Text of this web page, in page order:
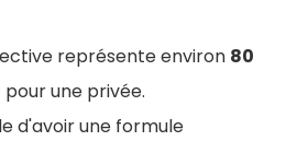
représente environ 80
pour une privée.
d'avoir une formule